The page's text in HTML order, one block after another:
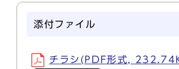
添付ファイル
チラシ(PDF形式,